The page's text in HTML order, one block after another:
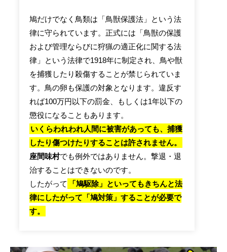
鳩だけでなく鳥類は「鳥獣保護法」という法
律に守られています。正式には「鳥獣の保護
および管理ならびに狩猟の適正化に関する法
律」という法律で1918年に制定され、鳥や獣
を捕獲したり殺傷することが禁じられていま
す。鳥の卵も保護の対象となります。違反す
れば100万円以下の罰金、もしくは1年以下の
懲役になることもあります。
いくらわれわれ人間に被害があっても、捕獲
したり傷つけたりすることは許されません。
座間味村でも例外ではありません。撃退・退
治することはできないのです。
したがって
「鳩駆除」といってもきちんと法
律にしたがって「鳩対策」することが必要で
す。